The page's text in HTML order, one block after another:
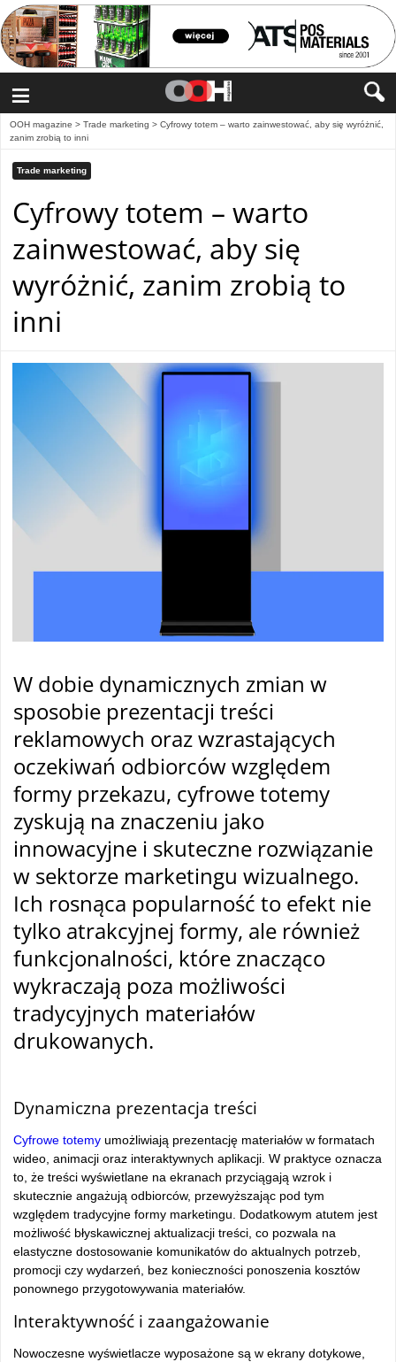
≡
OOH magazine > Trade marketing > Cyfrowy totem – warto zainwestować, aby się wyróżnić,
zanim zrobią to inni
Trade marketing
Cyfrowy totem – warto
zainwestować, aby się
wyróżnić, zanim zrobią to
inni
W dobie dynamicznych zmian w
sposobie prezentacji treści
reklamowych oraz wzrastających
oczekiwań odbiorców względem
formy przekazu, cyfrowe totemy
zyskują na znaczeniu jako
innowacyjne i skuteczne rozwiązanie
w sektorze marketingu wizualnego.
Ich rosnąca popularność to efekt nie
tylko atrakcyjnej formy, ale również
funkcjonalności, które znacząco
wykraczają poza możliwości
tradycyjnych materiałów
drukowanych.
Dynamiczna prezentacja treści
Cyfrowe totemy umożliwiają prezentację materiałów w formatach
wideo, animacji oraz interaktywnych aplikacji. W praktyce oznacza
to, że treści wyświetlane na ekranach przyciągają wzrok i
skutecznie angażują odbiorców, przewyższając pod tym
względem tradycyjne formy marketingu. Dodatkowym atutem jest
możliwość błyskawicznej aktualizacji treści, co pozwala na
elastyczne dostosowanie komunikatów do aktualnych potrzeb,
promocji czy wydarzeń, bez konieczności ponoszenia kosztów
ponownego przygotowywania materiałów.
Interaktywność i zaangażowanie
Nowoczesne wyświetlacze wyposażone są w ekrany dotykowe,